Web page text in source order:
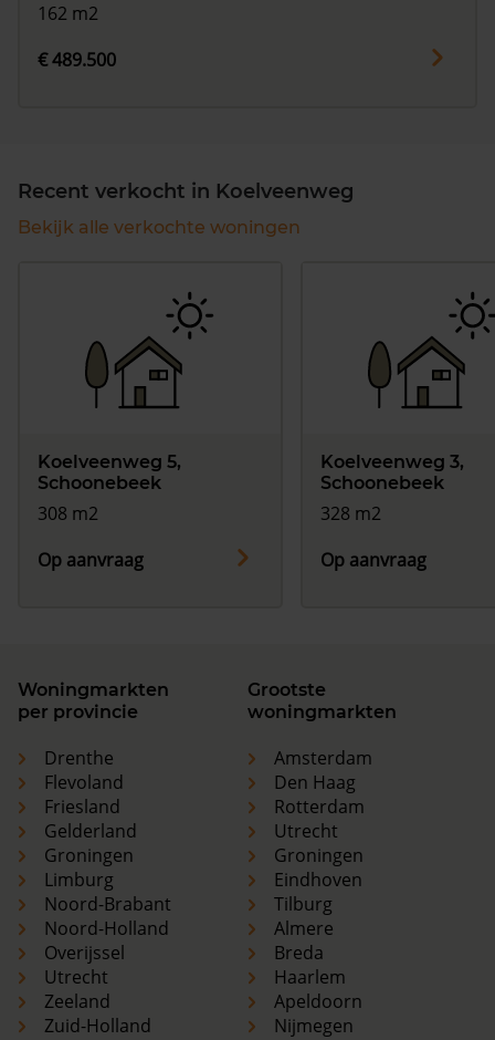
162 m2
€ 489.500
Recent verkocht in Koelveenweg
Bekijk alle verkochte woningen
Koelveenweg 5,
Schoonebeek
308 m2
Op aanvraag
Koelveenweg 3,
Schoonebeek
328 m2
Op aanvraag
Woningmarkten
per provincie
Drenthe
Flevoland
Friesland
Gelderland
Groningen
Limburg
Noord-Brabant
Noord-Holland
Overijssel
Utrecht
Zeeland
Zuid-Holland
Grootste
woningmarkten
Amsterdam
Den Haag
Rotterdam
Utrecht
Groningen
Eindhoven
Tilburg
Almere
Breda
Haarlem
Apeldoorn
Nijmegen